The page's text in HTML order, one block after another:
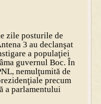
zile posturile de
3 au declanşat
a populaţiei
guvernul Boc. În
nemulţumită de
precum
a parlamentului